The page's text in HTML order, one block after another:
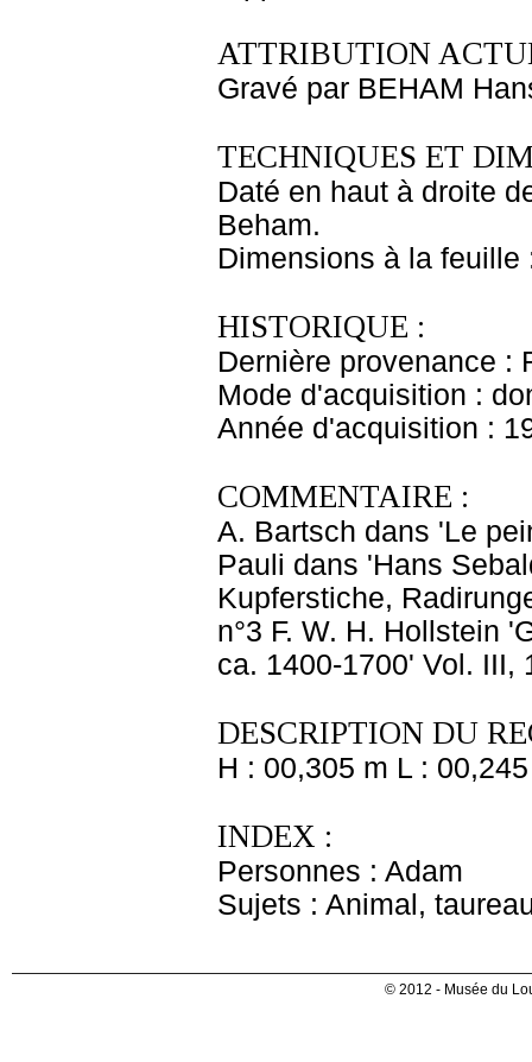
ATTRIBUTION
Gravé par BEHAM
TECHNIQUES ET
Daté en haut à droite
Beham.
Dimensions à la
HISTORIQUE :
Dernière provenance :
Mode d'acquisition :
Année d'acquisition :
COMMENTAIRE :
A. Bartsch dans 'Le
Pauli dans 'Hans
Kupferstiche,
n°3 F. W. H. Hollstein
ca. 1400-1700' Vol. III,
DESCRIPTION DU
H : 00,305 m L :
INDEX :
Personnes : Adam
Sujets : Animal,
© 2012 - Musée du